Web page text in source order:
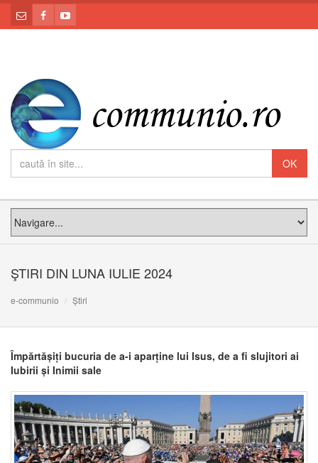
ŞTIRI DIN LUNA IULIE 2024
e-communio Știri
Împărtășiți bucuria de a-i aparține lui Isus, de a fi slujitori ai
Iubirii și Inimii sale